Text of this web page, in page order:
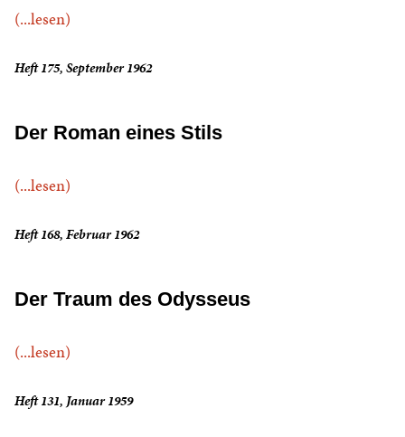
(...lesen)
Heft 175, September 1962
Der Roman eines Stils
(...lesen)
Heft 168, Februar 1962
Der Traum des Odysseus
(...lesen)
Heft 131, Januar 1959